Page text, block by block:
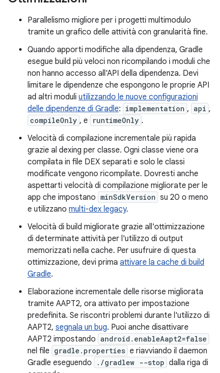
Parallelismo migliore per i progetti multimodulo
tramite un grafico delle attività con granularità fine.
Quando apporti modifiche alla dipendenza, Gradle
esegue build più veloci non ricompilando i moduli che
non hanno accesso all'API della dipendenza. Devi
limitare le dipendenze che espongono le proprie API
ad altri moduli utilizzando le nuove configurazioni
delle dipendenze di Gradle: implementation , api ,
compileOnly , e runtimeOnly .
Velocità di compilazione incrementale più rapida
grazie al dexing per classe. Ogni classe viene ora
compilata in file DEX separati e solo le classi
modificate vengono ricompilate. Dovresti anche
aspettarti velocità di compilazione migliorate per le
app che impostano minSdkVersion su 20 o meno
e utilizzano multi-dex legacy.
Velocità di build migliorate grazie all'ottimizzazione
di determinate attività per l'utilizzo di output
memorizzati nella cache. Per usufruire di questa
ottimizzazione, devi prima attivare la cache di build
Gradle.
Elaborazione incrementale delle risorse migliorata
tramite AAPT2, ora attivato per impostazione
predefinita. Se riscontri problemi durante l'utilizzo di
AAPT2, segnala un bug. Puoi anche disattivare
AAPT2 impostando android.enableAapt2=false
nel file gradle.properties e riavviando il daemon
Gradle eseguendo
./gradlew --stop dalla riga di